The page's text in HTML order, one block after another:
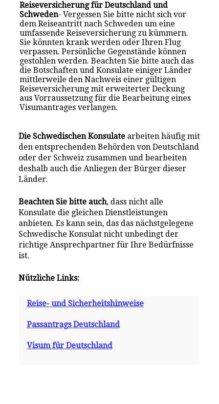
Reiseversicherung für Deutschland und
Schweden- Vergessen Sie bitte nicht sich vor
dem Reiseantritt nach Schweden um eine
umfassende Reiseversicherung zu kümmern.
Sie könnten krank werden oder Ihren Flug
verpassen. Persönliche Gegenstände können
gestohlen werden. Beachten Sie bitte auch das
die Botschaften und Konsulate einiger Länder
mittlerweile den Nachweis einer gültigen
Reiseversicherung mit erweiterter Deckung
aus Vorraussetzung für die Bearbeitung eines
Visumantrages verlangen.
Die Schwedischen Konsulate arbeiten häufig mit
den entsprechenden Behörden von Deutschland
oder der Schweiz zusammen und bearbeiten
deshalb auch die Anliegen der Bürger dieser
Länder.
Beachten Sie bitte auch, dass nicht alle
Konsulate die gleichen Dienstleistungen
anbieten. Es kann sein, das das nächstgelegene
Schwedische Konsulat nicht unbedingt der
richtige Ansprechpartner für Ihre Bedürfnisse
ist.
Nützliche Links:
Reise- und Sicherheitshinweise
Passantrags Deutschland
Visum für Deutschland